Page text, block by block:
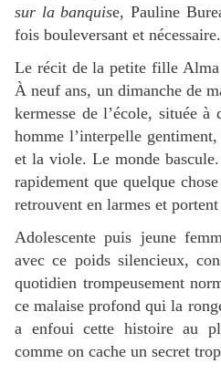
sur la banquise, Pauline
fois bouleversant et nécessaire.
Le récit de la petite fille
À neuf ans, un dimanche de
kermesse de l’école, située
homme l’interpelle
et la viole. Le monde bascule.
rapidement que quelque
retrouvent en larmes et
Adolescente puis jeune
avec ce poids silencieux,
quotidien trompeusement
ce malaise profond qui la
a enfoui cette histoire au
comme on cache un secret